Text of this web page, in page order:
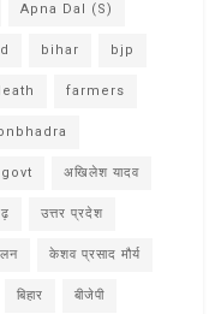
Apna Dal (S)
bihar bjp
farmers
अखिलेश यादव
उत्तर प्रदेश
केशव प्रसाद मौर्य
बिहार बीजेपी